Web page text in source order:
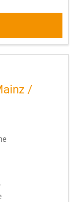
CODE: MZ016
/